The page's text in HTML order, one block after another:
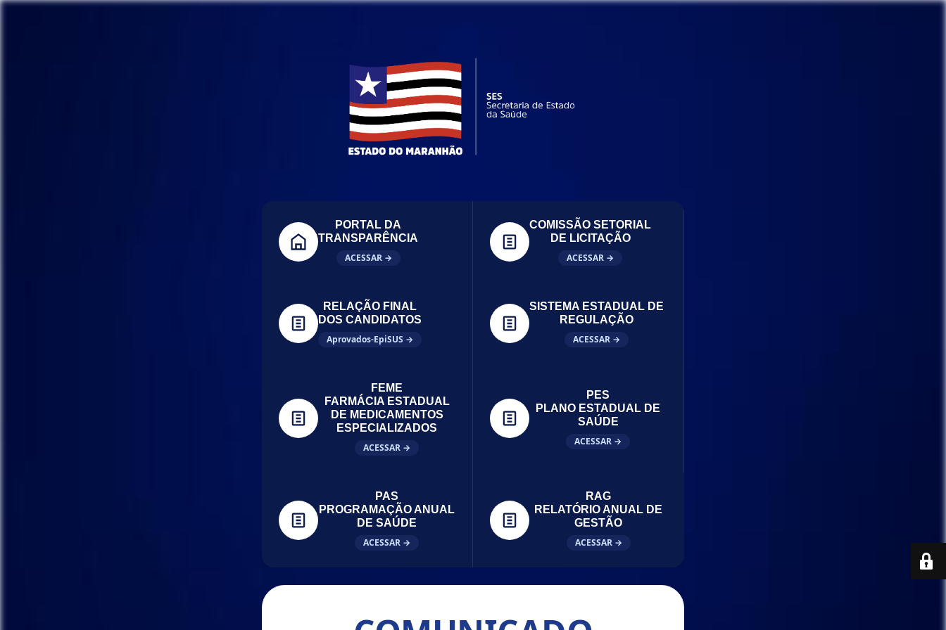
PORTAL DA
TRANSPARÊNCIA
ACESSAR →
COMISSÃO SETORIAL
DE LICITAÇÃO
ACESSAR →
RELAÇÃO FINAL
DOS CANDIDATOS
Aprovados-EpiSUS →
SISTEMA ESTADUAL DE
REGULAÇÃO
ACESSAR →
FEME
FARMÁCIA ESTADUAL
DE MEDICAMENTOS
ESPECIALIZADOS
ACESSAR →
PES
PLANO ESTADUAL DE
SAÚDE
ACESSAR →
PAS
PROGRAMAÇÃO ANUAL
DE SAÚDE
ACESSAR →
RAG
RELATÓRIO ANUAL DE
GESTÃO
ACESSAR →